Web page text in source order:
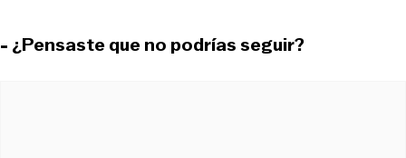
- ¿Pensaste que no podrías seguir?